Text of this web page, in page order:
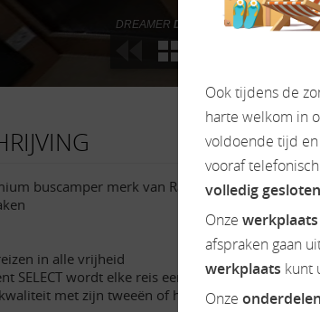
buscamper merk van Rapido) voor
in alle vrijheid
SELECT wordt elke reis een comfortabele en
met zijn tweeën of het hele gezin
Ook tijdens de
harte welkom in
voldoende tijd
vooraf
volledig gesloten
Onze werkplaats
afspraken gaan
werkplaats kunt
Onze